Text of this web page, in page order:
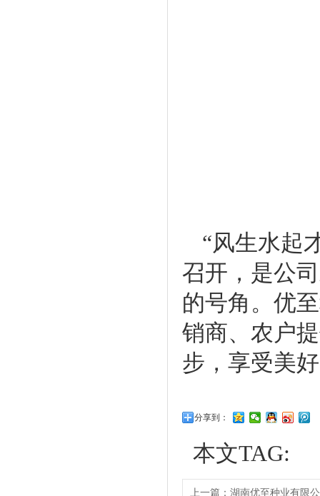
“风生水起
召开，是公
的号角。优
销商、农户
步，享受美
分享到：
本文TAG:
上一篇： 湖南优至种业有限